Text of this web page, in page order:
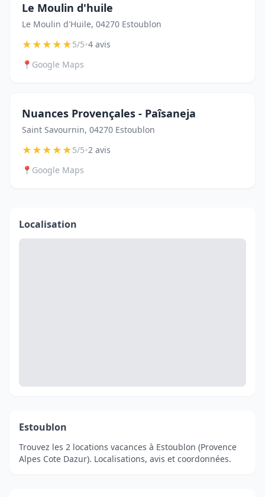
Le Moulin d'huile
Le Moulin d'Huile, 04270 Estoublon
★★★★★5/5•4 avis
📍 Google Maps
Nuances Provençales - Paîsaneja
Saint Savournin, 04270 Estoublon
★★★★★5/5•2 avis
📍 Google Maps
Localisation
Estoublon
Trouvez les 2 locations vacances à Estoublon (Provence
Alpes Cote Dazur). Localisations, avis et coordonnées.